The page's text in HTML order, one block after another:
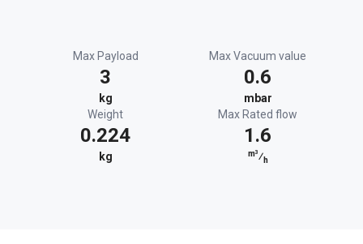
Max Payload
3
kg
Max Vacuum value
0.6
mbar
Weight
0.224
kg
Max Rated flow
1.6
m³⁄h